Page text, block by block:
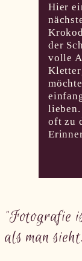
Hier
der
volle
lieben.
oft zu
"Fotografie
als man